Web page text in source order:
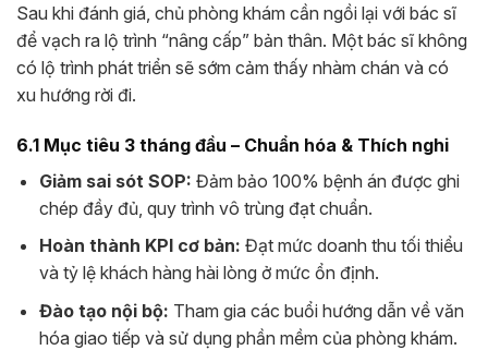
Sau khi đánh giá, chủ phòng khám cần ngồi lại với bác sĩ
để vạch ra lộ trình “nâng cấp” bản thân. Một bác sĩ không
có lộ trình phát triển sẽ sớm cảm thấy nhàm chán và có
xu hướng rời đi.
6.1 Mục tiêu 3 tháng đầu – Chuẩn hóa & Thích nghi
Giảm sai sót SOP: Đảm bảo 100% bệnh án được ghi
chép đầy đủ, quy trình vô trùng đạt chuẩn.
Hoàn thành KPI cơ bản: Đạt mức doanh thu tối thiểu
và tỷ lệ khách hàng hài lòng ở mức ổn định.
Đào tạo nội bộ: Tham gia các buổi hướng dẫn về văn
hóa giao tiếp và sử dụng phần mềm của phòng khám.